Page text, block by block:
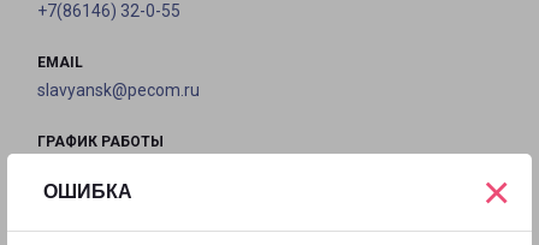
ОШИБКА ×
+7(86146) 32-0-55
EMAIL
slavyansk@pecom.ru
ГРАФИК РАБОТЫ